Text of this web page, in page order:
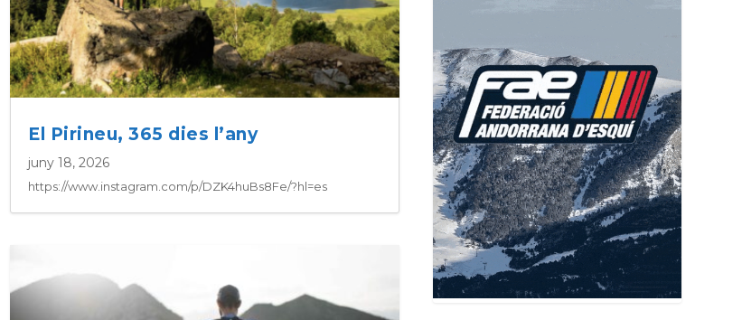
El Pirineu, 365 dies l’any
juny 18, 2026
https://www.instagram.com/p/DZK4huBs8Fe/?hl=es